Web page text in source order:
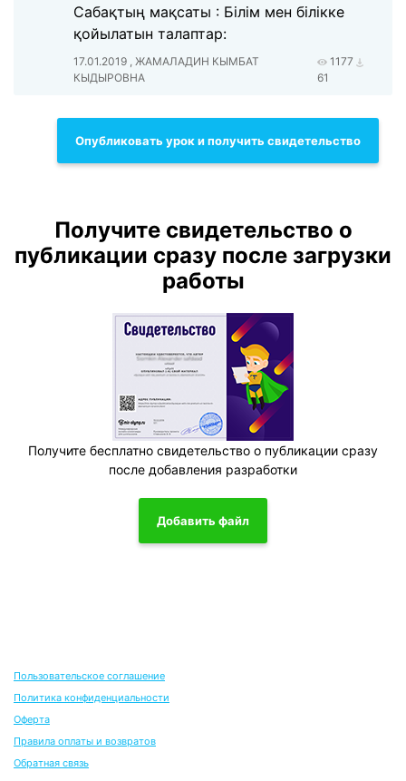
Сабақтың мақсаты : Білім мен білікке
қойылатын талаптар:
17.01.2019 , ЖАМАЛАДИН КЫМБАТ
КЫДЫРОВНА
1177
61
Опубликовать урок и получить свидетельство
Получите свидетельство о
публикации сразу после загрузки
работы
Получите бесплатно свидетельство о публикации сразу
после добавления разработки
Добавить файл
Пользовательское соглашение
Политика конфиденциальности
Оферта
Правила оплаты и возвратов
Обратная связь